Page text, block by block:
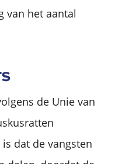
van het aantal
de Unie van
dat de vangsten